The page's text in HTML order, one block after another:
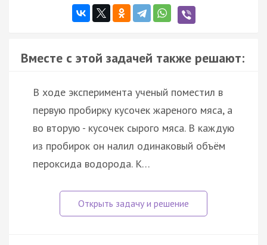
Вместе с этой задачей также решают:
В ходе эксперимента ученый поместил в
первую пробирку кусочек жареного мяса, а
во вторую - кусочек сырого мяса. В каждую
из пробирок он налил одинаковый объём
пероксида водорода. К…